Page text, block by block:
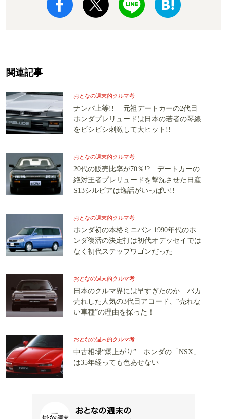
関連記事
おとなの週末的クルマ考
ナンパ上等!! 元祖デートカーの2代目
ホンダプレリュードは日本の若者の琴線
をビシビシ刺激して大ヒット!!
おとなの週末的クルマ考
20代の販売比率が70％!? デートカーの
絶対王者プレリュードを撃沈させた日産
S13シルビアは逸話がいっぱい!!
おとなの週末的クルマ考
ホンダ初の本格ミニバン 1990年代のホ
ンダ復活の決定打は初代オデッセイでは
なく初代ステップワゴンだった
おとなの週末的クルマ考
日本のクルマ界には早すぎたのか バカ
売れした人気の3代目アコード、“売れな
い車種”の理由を探った！
おとなの週末的クルマ考
中古相場“爆上がり” ホンダの「NSX」
は35年経っても色あせない